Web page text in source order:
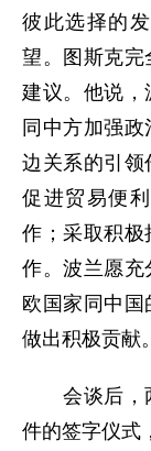
彼此选择的
望。图斯克完
建议。他说，
同中方加强
边关系的引领
促进贸易便
作；采取积极
作。波兰愿
欧国家同中
做出积极贡献。
会谈后，两
件的签字仪式